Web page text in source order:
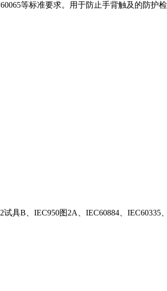
等标准要求。用于防止手背触及的防护
B、IEC950图2A、IEC60884、IEC60335